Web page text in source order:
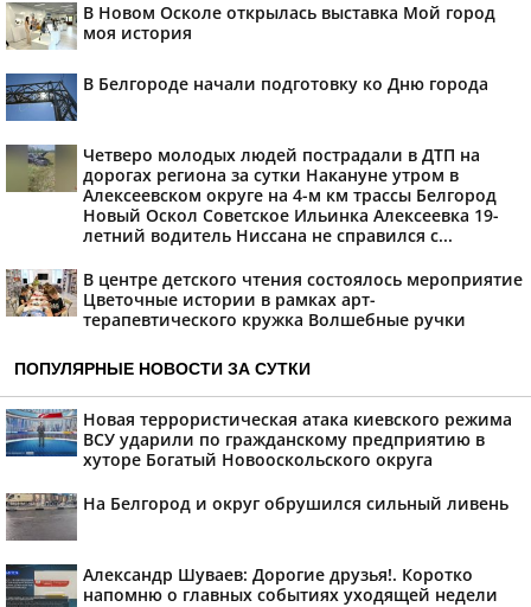
В Новом Осколе открылась выставка Мой город
моя история
В Белгороде начали подготовку ко Дню города
Четверо молодых людей пострадали в ДТП на
дорогах региона за сутки Накануне утром в
Алексеевском округе на 4-м км трассы Белгород
Новый Оскол Советское Ильинка Алексеевка 19-
летний водитель Ниссана не справился с...
В центре детского чтения состоялось мероприятие
Цветочные истории в рамках арт-
терапевтического кружка Волшебные ручки
ПОПУЛЯРНЫЕ НОВОСТИ ЗА СУТКИ
Новая террористическая атака киевского режима
ВСУ ударили по гражданскому предприятию в
хуторе Богатый Новооскольского округа
На Белгород и округ обрушился сильный ливень
Александр Шуваев: Дорогие друзья!. Коротко
напомню о главных событиях уходящей недели